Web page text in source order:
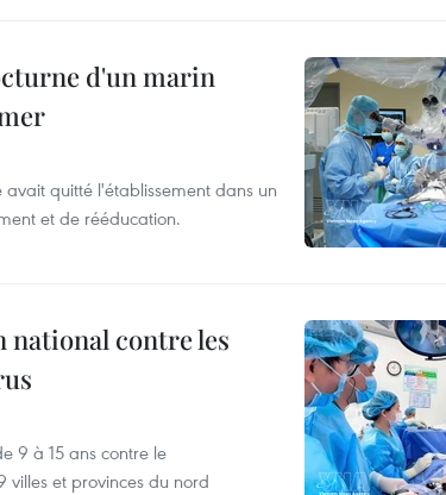
d'un marin
quitté l'établissement dans un
et de rééducation.
national contre les
9 à 15 ans contre le
villes et provinces du nord